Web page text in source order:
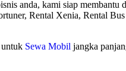
anda, kami siap membantu
Rental Xenia, Rental
untuk Sewa Mobil jangka